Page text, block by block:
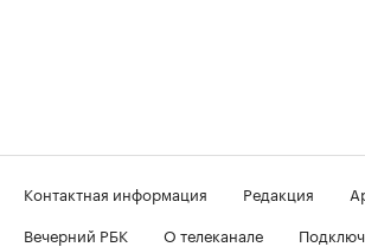
Контактная информация Редакция
Вечерний РБК
О телеканале